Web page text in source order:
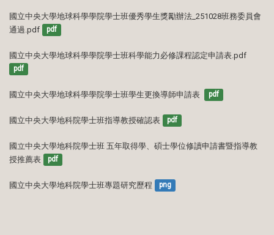
國立中央大學地球科學學院學士班優秀學生獎勵辦法_251028班務委員會
通過.pdf
pdf
國立中央大學地球科學學院學士班科學能力必修課程認定申請表.pdf
pdf
國立中央大學地球科學學院學士班學生更換導師申請表 pdf
國立中央大學地科院學士班指導教授確認表 pdf
國立中央大學地科院學士班 五年取得學、碩士學位修讀申請書暨指導教
授推薦表
pdf
國立中央大學地科院學士班專題研究歷程 png